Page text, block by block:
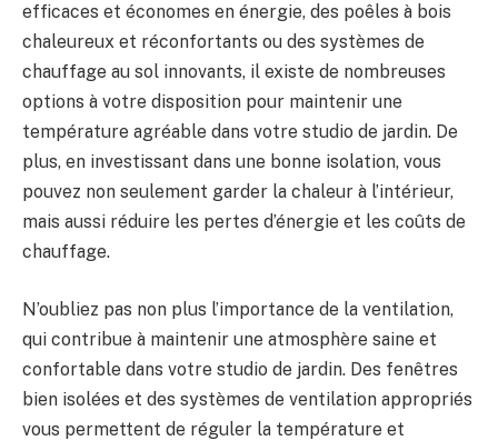
efficaces et économes en énergie, des poêles à bois​
chaleureux et réconfortants ou des​ systèmes de
chauffage au sol innovants, ⁢il ‌existe de‍ nombreuses
options à ⁢votre ‍disposition pour maintenir une
température agréable​ dans votre studio‍ de jardin. De
plus, en investissant ​dans une bonne isolation, vous
pouvez non seulement garder‌ la chaleur à‌ l’intérieur,
mais ‌aussi réduire les pertes d’énergie et les coûts de
chauffage.
N’oubliez pas⁢ non plus l’importance de la ventilation,
qui contribue à maintenir une⁢ atmosphère saine et
confortable dans votre studio de jardin. Des fenêtres​
bien isolées ⁣et​ des systèmes de⁤ ventilation appropriés⁢
vous permettent de réguler la ⁤température et